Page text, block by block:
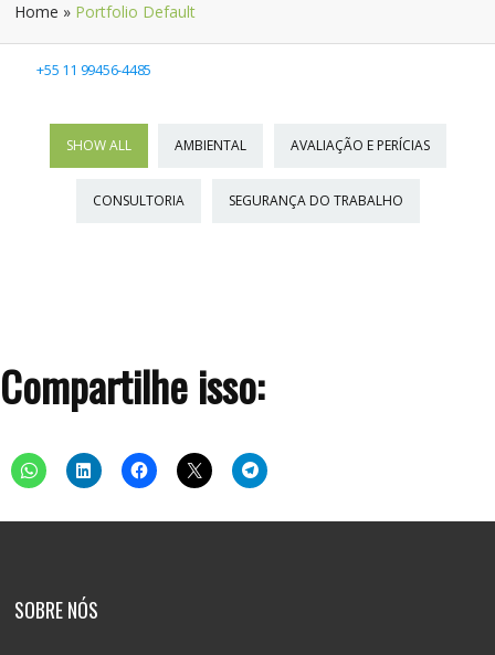
Home » Portfolio Default
+55 11 99456-4485
SHOW ALL AMBIENTAL AVALIAÇÃO E PERÍCIAS
CONSULTORIA SEGURANÇA DO TRABALHO
Compartilhe isso:
SOBRE NÓS